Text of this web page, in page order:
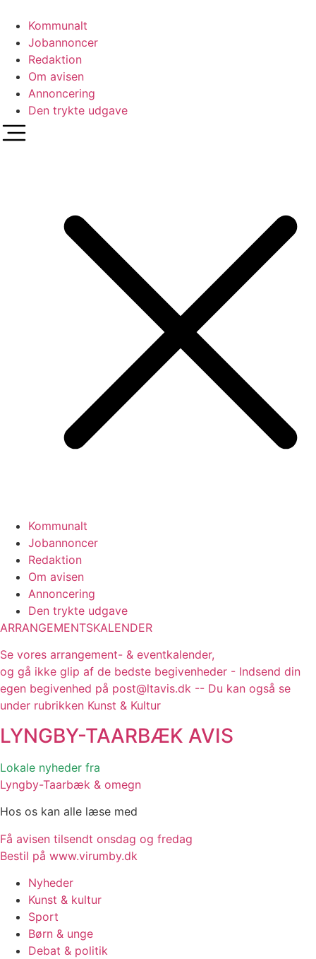
indhold
Kommunalt
Jobannoncer
Redaktion
Om avisen
Annoncering
Den trykte udgave
Kommunalt
Jobannoncer
Redaktion
Om avisen
Annoncering
Den trykte udgave
ARRANGEMENTSKALENDER
Se vores arrangement- & eventkalender,
og gå ikke glip af de bedste begivenheder - Indsend din
egen begivenhed på post@ltavis.dk -- Du kan også se
under rubrikken Kunst & Kultur
LYNGBY-TAARBÆK AVIS
Lokale nyheder fra
Lyngby-Taarbæk & omegn
Hos os kan alle læse med
Få avisen tilsendt onsdag og fredag
Bestil på www.virumby.dk
Nyheder
Kunst & kultur
Sport
Børn & unge
Debat & politik